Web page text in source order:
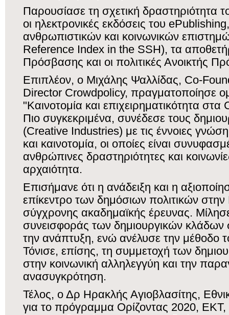
Παρουσίασε τη σχετική δραστηριότητα
οι ηλεκτρονικές εκδόσεις του
ανθρωπιστικών και κοινωνικών
Reference Index in the SSH), τα
Πρόσβασης και οι πολιτικές Ανοικτής
Επιπλέον, ο Μιχάλης Ψαλλίδας, Co-
Director Crowdpolicy, πραγματοποίησε
"Καινοτομία και επιχειρηματικότητα
Πιο συγκεκριμένα, συνέδεσε τους
(Creative Industries) με τις έννοιες
και καινοτομία, οι οποίες είναι
ανθρώπινες δραστηριότητες και
αρχαιότητα.
Επισήμανε ότι η ανάδειξη και η
επίκεντρο των δημόσιων πολιτικών στην
σύγχρονης ακαδημαϊκής έρευνας.
συνεισφοράς των δημιουργικών κλάδων
την ανάπτυξη, ενώ ανέλυσε την μέθοδο
Τόνισε, επίσης, τη συμμετοχή των
στην κοινωνική αλληλεγγύη και την
ανασυγκρότηση.
Τέλος, ο Δρ Ηρακλής Αγιοβλασίτης,
για το πρόγραμμα Ορίζοντας 2020, ΕΚΤ,